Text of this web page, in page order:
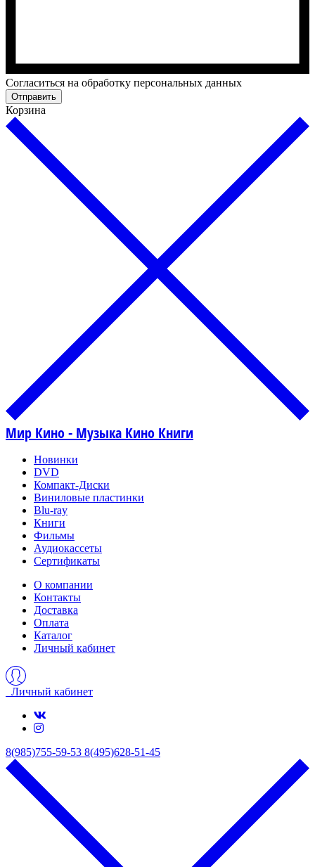
Cогласиться на обработку персональных данных
Отправить
Корзина
Мир Кино - Музыка Кино Книги
Новинки
DVD
Компакт-Диски
Виниловые пластинки
Blu-ray
Книги
Фильмы
Аудиокассеты
Сертификаты
О компании
Контакты
Доставка
Оплата
Каталог
Личный кабинет
Личный кабинет
8(985)755-59-53 8(495)628-51-45